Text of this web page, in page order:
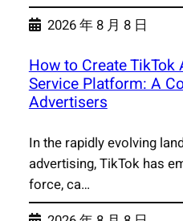
2026 年 8 月 8 日
How to Create TikTok
Service Platform: A
Advertisers
In the rapidly evolving
advertising, TikTok has
force, ca…